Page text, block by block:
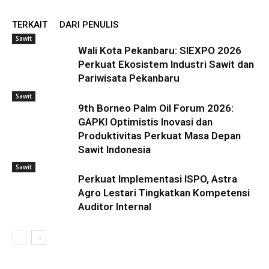
TERKAIT DARI PENULIS
Sawit
Wali Kota Pekanbaru: SIEXPO 2026
Perkuat Ekosistem Industri Sawit dan
Pariwisata Pekanbaru
Sawit
9th Borneo Palm Oil Forum 2026:
GAPKI Optimistis Inovasi dan
Produktivitas Perkuat Masa Depan
Sawit Indonesia
Sawit
Perkuat Implementasi ISPO, Astra
Agro Lestari Tingkatkan Kompetensi
Auditor Internal